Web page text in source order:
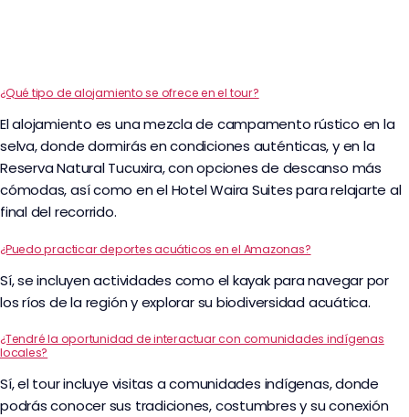
¿Qué tipo de alojamiento se ofrece en el tour?
El alojamiento es una mezcla de campamento rústico en la
selva, donde dormirás en condiciones auténticas, y en la
Reserva Natural Tucuxira, con opciones de descanso más
cómodas, así como en el Hotel Waira Suites para relajarte al
final del recorrido.
¿Puedo practicar deportes acuáticos en el Amazonas?
Sí, se incluyen actividades como el kayak para navegar por
los ríos de la región y explorar su biodiversidad acuática.
¿Tendré la oportunidad de interactuar con comunidades indígenas
locales?
Sí, el tour incluye visitas a comunidades indígenas, donde
podrás conocer sus tradiciones, costumbres y su conexión